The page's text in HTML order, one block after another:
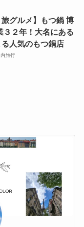
旅グルメ】もつ鍋 博
３２年！大名にある
人気のもつ鍋店
内旅行